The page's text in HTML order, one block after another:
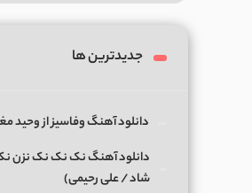
جدیدترین ها
دانلود آهنگ وفاسیز از وحید
دانلود آهنگ نک نک نک نزن
شاد / علی رحیمی)